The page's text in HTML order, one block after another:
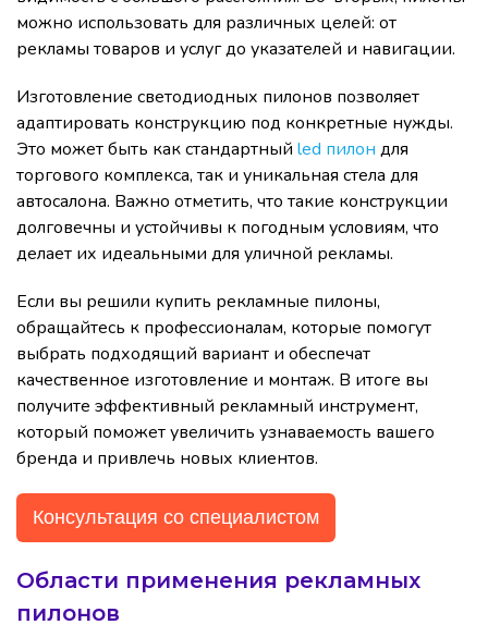
можно использовать для различных целей: от
рекламы товаров и услуг до указателей и навигации.
Изготовление светодиодных пилонов позволяет
адаптировать конструкцию под конкретные нужды.
Это может быть как стандартный led пилон для
торгового комплекса, так и уникальная стела для
автосалона. Важно отметить, что такие конструкции
долговечны и устойчивы к погодным условиям, что
делает их идеальными для уличной рекламы.
Если вы решили купить рекламные пилоны,
обращайтесь к профессионалам, которые помогут
выбрать подходящий вариант и обеспечат
качественное изготовление и монтаж. В итоге вы
получите эффективный рекламный инструмент,
который поможет увеличить узнаваемость вашего
бренда и привлечь новых клиентов.
Консультация со специалистом
Области применения рекламных
пилонов